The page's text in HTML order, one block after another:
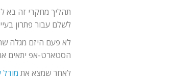
תהליך מחקרי זה בא
לשלם עבור פתרון
לא פעם היזם מגלה
הסטארט-אפ יתאים את
לאחר שמצא את מודל